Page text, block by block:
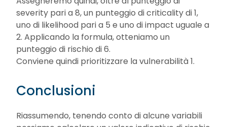
severity pari a 8, un punteggio di criticality di 1,
uno di likelihood pari a 5 e uno di impact uguale a
2. Applicando la formula, otteniamo un
punteggio di rischio di 6.
Conviene quindi prioritizzare la vulnerabilità 1.
Conclusioni
Riassumendo, tenendo conto di alcune variabili